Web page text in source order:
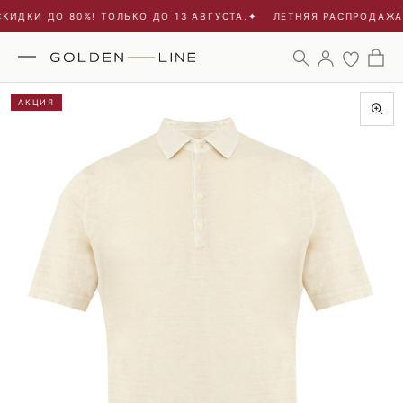
ДО 80%! ТОЛЬКО ДО 13 АВГУСТА.✦ ЛЕТНЯЯ РАСПРОДАЖА
АКЦИЯ